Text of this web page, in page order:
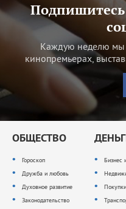
Каждую неделю мы
кинопремьерах,
ОБЩЕСТВО
Гороскоп
Дружба и любовь
Духовное развитие
Законодательство
Бизнес
Покупки